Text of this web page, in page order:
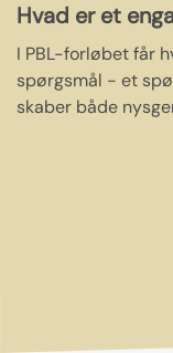
Hvad er et
I PBL-forløbet får
spørgsmål - et
skaber både